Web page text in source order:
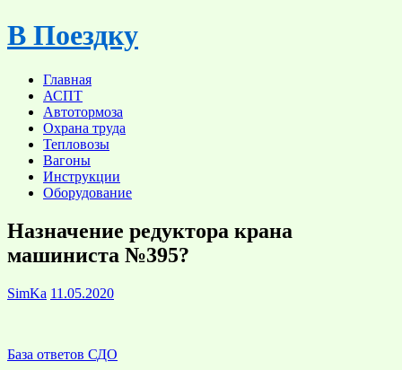
Skip
to
В Поездку
Главная
АСПТ
Автотормоза
Охрана труда
Тепловозы
Вагоны
Инструкции
Оборудование
Назначение редуктора крана
машиниста №395?
SimKa 11.05.2020
База ответов СДО